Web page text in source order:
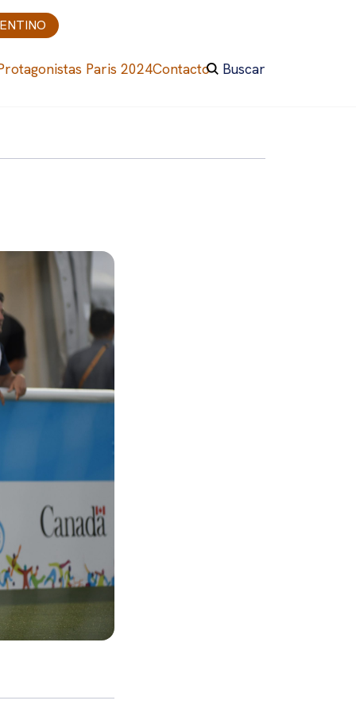
Paris 2024Contacto Buscar